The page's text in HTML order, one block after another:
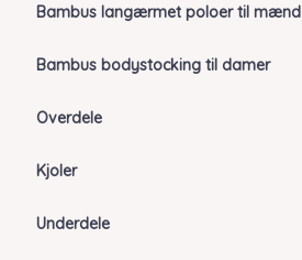
Bambus langærmet poloer til mænd
Bambus bodystocking til damer
Overdele
Kjoler
Underdele